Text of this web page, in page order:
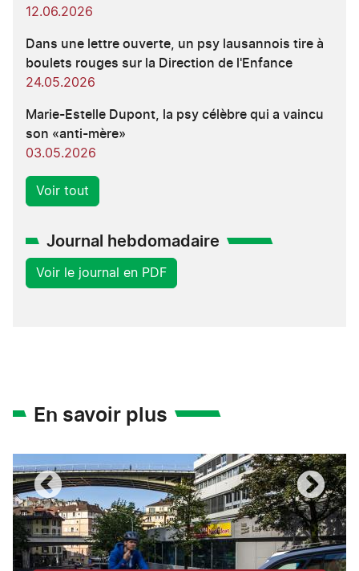
12.06.2026
Dans une lettre ouverte, un psy lausannois tire à
boulets rouges sur la Direction de l'Enfance
24.05.2026
Marie-Estelle Dupont, la psy célèbre qui a vaincu
son «anti-mère»
03.05.2026
Voir tout
Journal hebdomadaire
Voir le journal en PDF
En savoir plus